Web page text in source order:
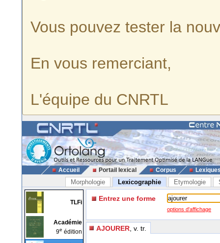
Vous pouvez tester la
En vous remerciant,
L'équipe du CNRTL
Accueil Portail lexical Corpus
Morphologie Lexicographie Etymologie
TLFi
Académie
9e édition
Entrez une forme
options d'affichage
AJOURER , v. tr.